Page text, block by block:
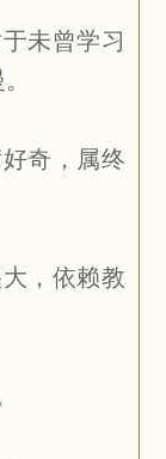
未曾学习
奇，属终
，依赖教